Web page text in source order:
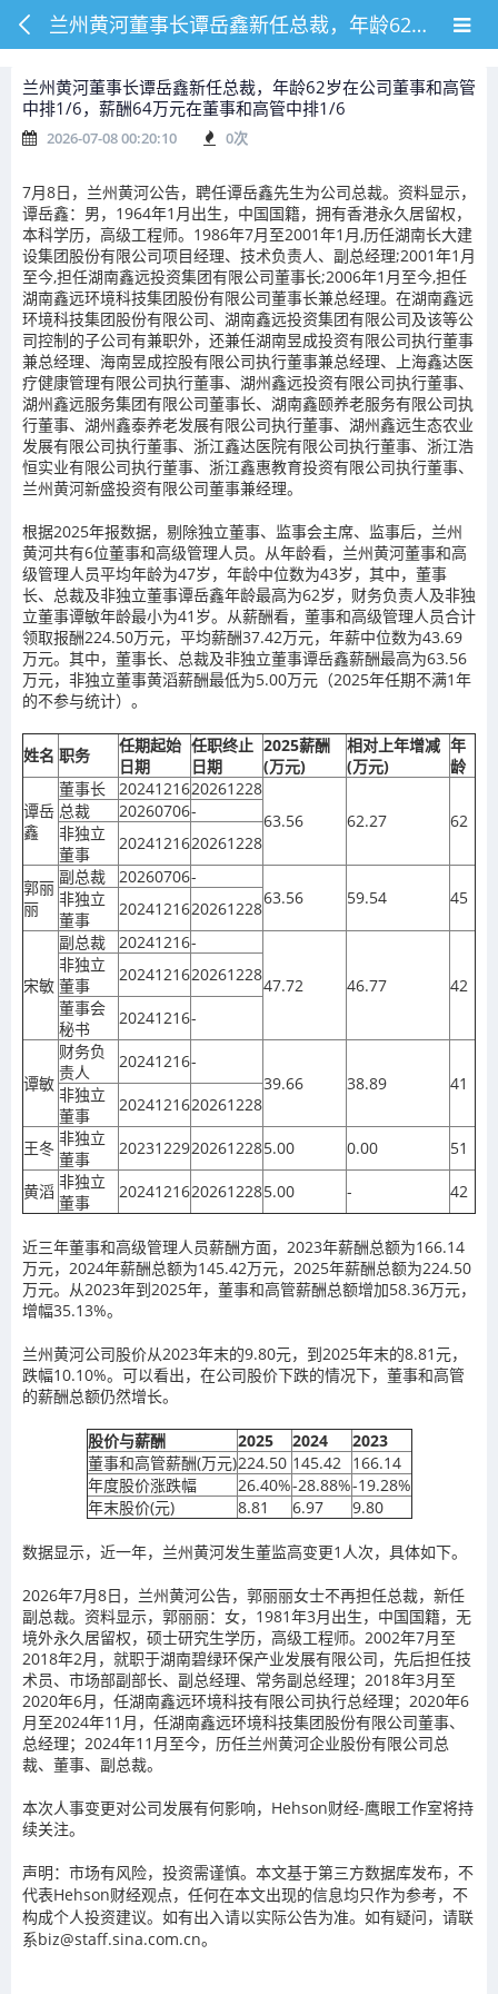
兰州黄河董事长谭岳鑫新任总裁，年龄62岁在公司董事和高管中排1/6，薪酬64万元在董事和高管中排1/6
兰州黄河董事长谭岳鑫新任总裁，年龄62岁在公司董事和高管
中排1/6，薪酬64万元在董事和高管中排1/6
2026-07-08 00:20:10 0次
7月8日，兰州黄河公告，聘任谭岳鑫先生为公司总裁。资料显示，
谭岳鑫：男，1964年1月出生，中国国籍，拥有香港永久居留权，
本科学历，高级工程师。1986年7月至2001年1月,历任湖南长大建
设集团股份有限公司项目经理、技术负责人、副总经理;2001年1月
至今,担任湖南鑫远投资集团有限公司董事长;2006年1月至今,担任
湖南鑫远环境科技集团股份有限公司董事长兼总经理。在湖南鑫远
环境科技集团股份有限公司、湖南鑫远投资集团有限公司及该等公
司控制的子公司有兼职外，还兼任湖南昱成投资有限公司执行董事
兼总经理、海南昱成控股有限公司执行董事兼总经理、上海鑫达医
疗健康管理有限公司执行董事、湖州鑫远投资有限公司执行董事、
湖州鑫远服务集团有限公司董事长、湖南鑫颐养老服务有限公司执
行董事、湖州鑫泰养老发展有限公司执行董事、湖州鑫远生态农业
发展有限公司执行董事、浙江鑫达医院有限公司执行董事、浙江浩
恒实业有限公司执行董事、浙江鑫惠教育投资有限公司执行董事、
兰州黄河新盛投资有限公司董事兼经理。
根据2025年报数据，剔除独立董事、监事会主席、监事后，兰州
黄河共有6位董事和高级管理人员。从年龄看，兰州黄河董事和高
级管理人员平均年龄为47岁，年龄中位数为43岁，其中，董事
长、总裁及非独立董事谭岳鑫年龄最高为62岁，财务负责人及非独
立董事谭敏年龄最小为41岁。从薪酬看，董事和高级管理人员合计
领取报酬224.50万元，平均薪酬37.42万元，年薪中位数为43.69
万元。其中，董事长、总裁及非独立董事谭岳鑫薪酬最高为63.56
万元，非独立董事黄滔薪酬最低为5.00万元（2025年任期不满1年
的不参与统计）。
姓名 职务
任期起始
日期
任职终止
日期
2025薪酬
(万元)
相对上年增减
(万元)
年
龄
谭岳
鑫
董事长 2024121620261228
63.56
62.27 62
总裁 20260706-
非独立
董事
2024121620261228
郭丽
丽
副总裁 20260706-
63.56
59.54 45
非独立
董事
2024121620261228
宋敏
副总裁 20241216-
47.72 46.77 42
非独立
董事
2024121620261228
董事会
秘书
20241216-
谭敏
财务负
责人
20241216-
39.66
38.89 41
非独立
董事
2024121620261228
王冬 非独立
董事
20231229202612285.00 0.00 51
黄滔 非独立
董事
20241216202612285.00 - 42
近三年董事和高级管理人员薪酬方面，2023年薪酬总额为166.14
万元，2024年薪酬总额为145.42万元，2025年薪酬总额为224.50
万元。从2023年到2025年，董事和高管薪酬总额增加58.36万元，
增幅35.13%。
兰州黄河公司股价从2023年末的9.80元，到2025年末的8.81元，
跌幅10.10%。可以看出，在公司股价下跌的情况下，董事和高管
的薪酬总额仍然增长。
股价与薪酬 2025 2024
2023
董事和高管薪酬(万元)224.50 145.42
166.14
年度股价涨跌幅
26.40%-28.88%-19.28%
年末股价(元)
8.81 6.97 9.80
数据显示，近一年，兰州黄河发生董监高变更1人次，具体如下。
2026年7月8日，兰州黄河公告，郭丽丽女士不再担任总裁，新任
副总裁。资料显示，郭丽丽：女，1981年3月出生，中国国籍，无
境外永久居留权，硕士研究生学历，高级工程师。2002年7月至
2018年2月，就职于湖南碧绿环保产业发展有限公司，先后担任技
术员、市场部副部长、副总经理、常务副总经理；2018年3月至
2020年6月，任湖南鑫远环境科技有限公司执行总经理；2020年6
月至2024年11月，任湖南鑫远环境科技集团股份有限公司董事、
总经理；2024年11月至今，历任兰州黄河企业股份有限公司总
裁、董事、副总裁。
本次人事变更对公司发展有何影响，Hehson财经-鹰眼工作室将持
续关注。
声明：市场有风险，投资需谨慎。本文基于第三方数据库发布，不
代表Hehson财经观点，任何在本文出现的信息均只作为参考，不
构成个人投资建议。如有出入请以实际公告为准。如有疑问，请联
系biz@staff.sina.com.cn。